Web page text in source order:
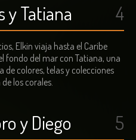
y Tatiana 4
Elkin viaja hasta el Caribe
fondo del mar con Tatiana, una
de colores, telas y colecciones
los corales.
y Diego 5